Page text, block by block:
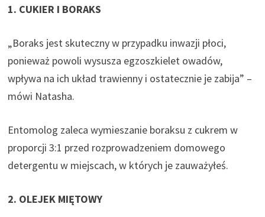
a
s
i
n
o
w
1. CUKIER I BORAKS
„Boraks jest skuteczny w przypadku inwazji płoci,
ponieważ powoli wysusza egzoszkielet owadów,
wpływa na ich układ trawienny i ostatecznie je zabija” –
mówi Natasha.
Entomolog zaleca wymieszanie boraksu z cukrem w
proporcji 3:1 przed rozprowadzeniem domowego
detergentu w miejscach, w których je zauważyłeś.
2. OLEJEK MIĘTOWY